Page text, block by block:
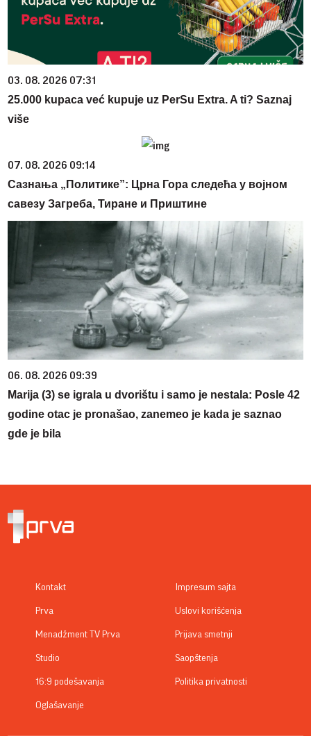
03. 08. 2026 07:31
25.000 kupaca već kupuje uz PerSu Extra. A ti? Saznaj
više
07. 08. 2026 09:14
Сазнања „Политике”: Црна Гора следећа у војном
савезу Загреба, Тиране и Приштине
06. 08. 2026 09:39
Marija (3) se igrala u dvorištu i samo je nestala: Posle 42
godine otac je pronašao, zanemeo je kada je saznao
gde je bila
Kontakt
Prva
Menadžment TV Prva
Studio
16:9 podešavanja
Oglašavanje
Impresum sajta
Uslovi korišćenja
Prijava smetnji
Saopštenja
Politika privatnosti